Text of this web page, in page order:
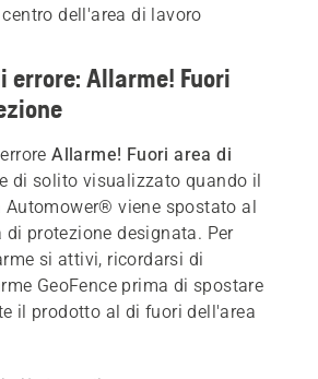
dell'area di lavoro
errore: Allarme! Fuori
Allarme! Fuori area di
di solito visualizzato quando il
Automower® viene spostato al
protezione designata. Per
si attivi, ricordarsi di
GeoFence prima di spostare
il prodotto al di fuori dell'area